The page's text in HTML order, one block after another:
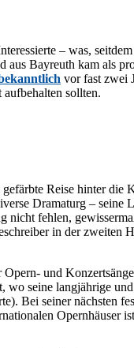
– was,
Bay­reuth kam als
vor fast zwei
sollten.
Rei­se hin­ter
Dra­ma­turg –
feh­len,
in der zwei­ten
und
sei­ne lang­jäh­ri­ge
Bei sei­ner